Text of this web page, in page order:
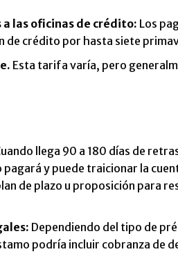
las oficinas de crédito: Los
de crédito por hasta siete
Esta tarifa varía, pero
llega 90 a 180 días de
y puede traicionar la
de plazo u proposición para
Dependiendo del tipo de
podría incluir cobranza de